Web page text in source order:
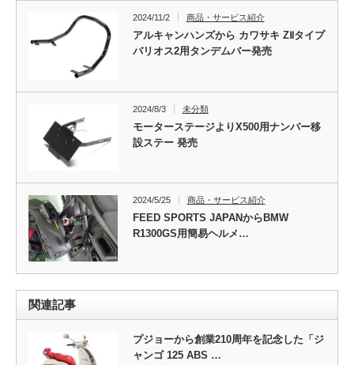
2024/11/2 商品・サービス紹介
アルキャンハンズから カワサキ ZⅡタイプ
バリオス2用タンデムバー発売
2024/8/3 未分類
モーターステージよりX500用ナンバー移
設ステー 発売
2024/5/25 商品・サービス紹介
FEED SPORTS JAPANからBMW
R1300GS用簡易ヘルメ…
関連記事
プジョーから創業210周年を記念した「ジ
ャンゴ 125 ABS …